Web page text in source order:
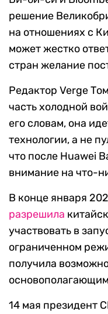
решение
на отношениях с
может жестко
стран желание
Редактор Verge
часть холодной
его словам, она
технологии, а не
что после Huawei
внимание на что-
В конце января
разрешила
участвовать в
ограниченном
получила
14 мая президент